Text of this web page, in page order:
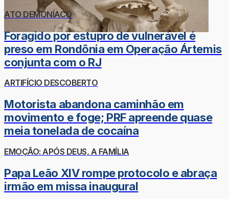
ATO DEMONÍACO
Foragido por estupro de vulnerável é
preso em Rondônia em Operação Ártemis
conjunta com o RJ
ARTIFÍCIO DESCOBERTO
Motorista abandona caminhão em
movimento e foge; PRF apreende quase
meia tonelada de cocaína
EMOÇÃO: APÓS DEUS, A FAMÍLIA
Papa Leão XIV rompe protocolo e abraça
irmão em missa inaugural